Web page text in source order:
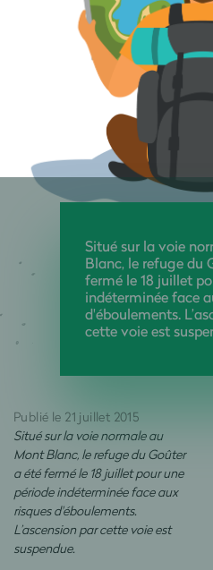
Situé sur la voie
Blanc, le refuge du
fermé le 18 juillet
indéterminée face
d'éboulements.
cette voie est
Publié le 21 juillet 2015
Situé sur la voie normale au
Mont Blanc, le refuge du Goûter
a été fermé le 18 juillet pour une
période indéterminée face aux
risques d'éboulements.
L’ascension par cette voie est
suspendue.